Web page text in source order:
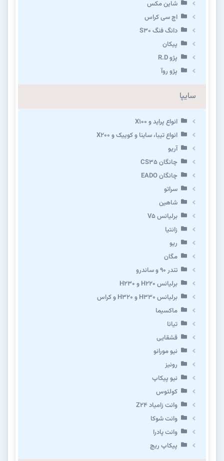
شاین مکس
اچ سی کراس
دانگ فنگ S30
پیکان
پژو R.D
پژو روآ
سایپا
انواع پراید و X100
انواع تیبا، ساینا و کوییک و X200
آریو
چانگان CS35
چانگان EADO
سراتو
شاهین
برلیانس V5
زانتیا
ریو
مگان
تندر ۹۰ و ساندرو
برلیانس H220 و H230
برلیانس H330 و H320 و کراس
ماکسیما
تیانا
قشقایی
نیو مورانو
رونیز
نیو پیکاپ
كولئوس
وانت زامیاد Z24
وانت شوکا
وانت پادرا
پیکاپ ریچ